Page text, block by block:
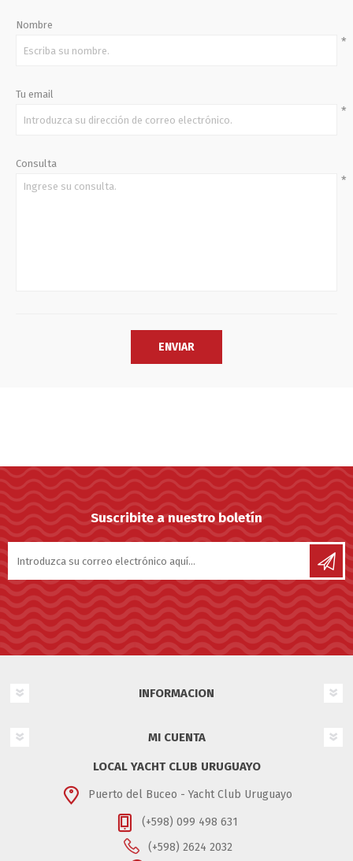
Nombre
*
Tu email
*
Consulta
*
Suscribite a nuestro boletín
INFORMACION
MI CUENTA
LOCAL YACHT CLUB URUGUAYO
Puerto del Buceo - Yacht Club Uruguayo
(+598) 099 498 631
(+598) 2624 2032